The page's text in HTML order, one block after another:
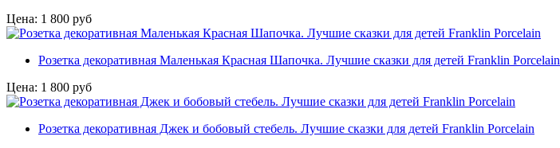
Цена: 1 800 руб
Розетка декоративная Маленькая Красная Шапочка. Лучшие сказки для детей Franklin Porcelain
Цена: 1 800 руб
Розетка декоративная Джек и бобовый стебель. Лучшие сказки для детей Franklin Porcelain